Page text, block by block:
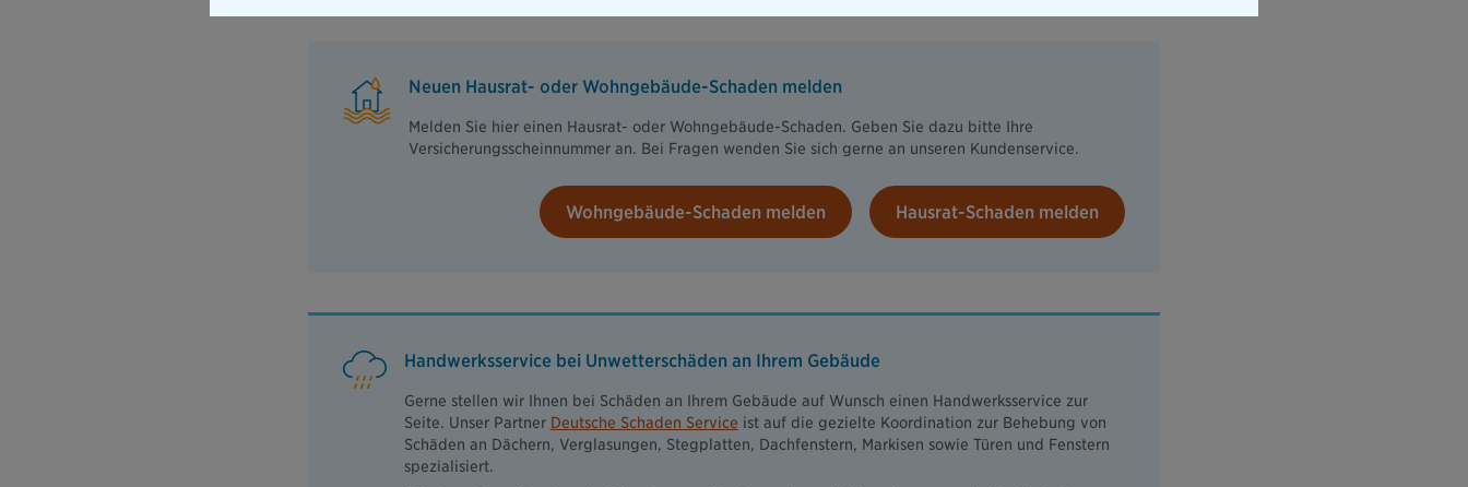
Neuen Hausrat- oder Wohngebäude-Schaden melden
Melden Sie hier einen Hausrat- oder Wohngebäude-Schaden. Geben Sie dazu bitte Ihre
Versicherungsscheinnummer an. Bei Fragen wenden Sie sich gerne an unseren Kundenservice.
Hausrat-Schaden melden
Wohngebäude-Schaden melden
Handwerksservice bei Unwetterschäden an Ihrem Gebäude
Gerne stellen wir Ihnen bei Schäden an Ihrem Gebäude auf Wunsch einen Handwerksservice zur
Seite. Unser Partner Deutsche Schaden Service ist auf die gezielte Koordination zur Behebung von
Schäden an Dächern, Verglasungen, Stegplatten, Dachfenstern, Markisen sowie Türen und Fenstern
spezialisiert.